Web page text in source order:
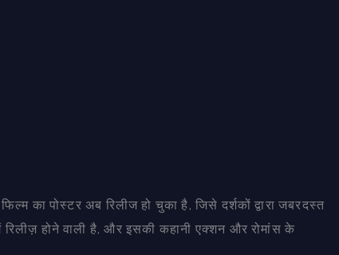
का पोस्टर अब रिलीज हो चुका है, जिसे दर्शकों द्वारा जबरदस्त
रिलीज़ होने वाली है, और इसकी कहानी एक्शन और रोमांस के